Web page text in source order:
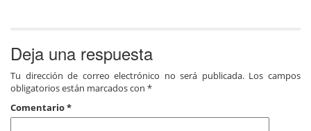
Deja una respuesta
Tu dirección de correo electrónico no será publicada. Los campos
obligatorios están marcados con *
Comentario*